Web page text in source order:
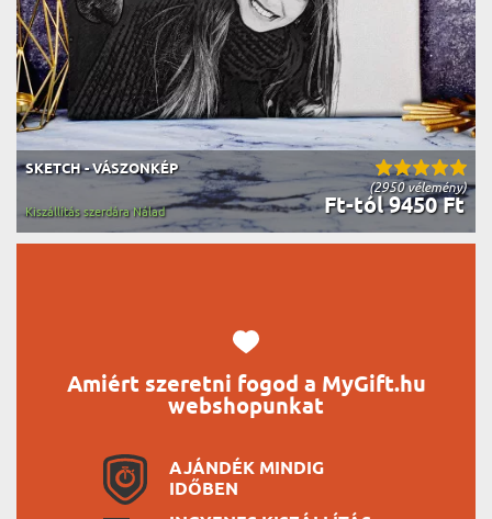
(2950 vélemény)
SKETCH - VÁSZONKÉP
Ft-tól 9450 Ft
Kiszállítás szerdára Nálad
Amiért szeretni fogod a MyGift.hu
webshopunkat
AJÁNDÉK MINDIG
IDŐBEN